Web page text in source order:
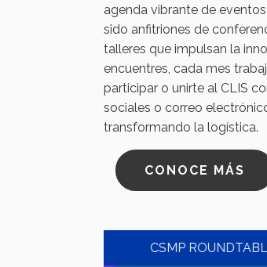
agenda vibrante de
sido anfitriones de
talleres que impulsan la
encuentres, cada mes
participar o unirte al CLIS
sociales o correo
transformando la logística.
CONOCE MÁS